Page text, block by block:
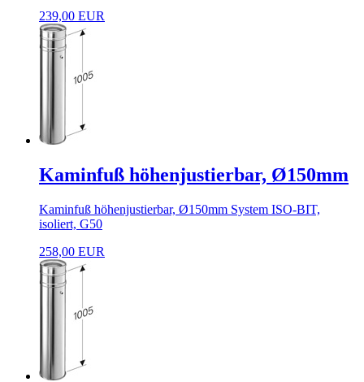
239,00 EUR
Kaminfuß höhenjustierbar, Ø150mm
Kaminfuß höhenjustierbar, Ø150mm System ISO-BIT,
isoliert, G50
258,00 EUR